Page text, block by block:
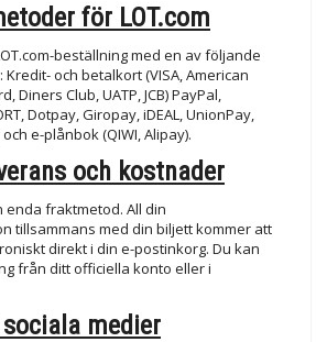
för LOT.com
beställning med en av följande
och betalkort (VISA, American
Diners Club, UATP, JCB) PayPal,
Dotpay, Giropay, iDEAL, UnionPay,
e-plånbok (QIWI, Alipay).
och kostnader
enda fraktmetod. All din
tillsammans med din biljett kommer att
direkt i din e-postinkorg. Du kan
från ditt officiella konto eller i
sociala medier